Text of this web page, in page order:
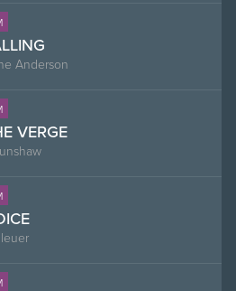
Anderson
VERGE